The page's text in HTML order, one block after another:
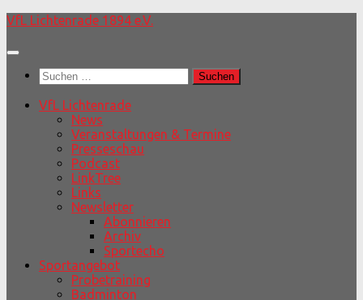
Unter
Inhalt
VfL Lichtenrade 1894 e.V.
Suchen
nach:
VfL Lichtenrade
News
Veranstaltungen & Termine
Presseschau
Podcast
LinkTree
Links
Newsletter
Abonnieren
Archiv
Sportecho
Sportangebot
Probetraining
Badminton